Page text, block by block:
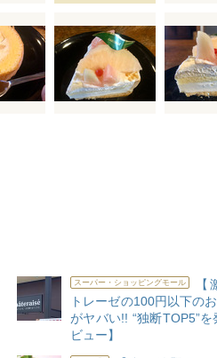
スーパー・ショッピングモール
【
トレーゼの100円以下の
がヤバい!! “独断TOP5”
ビュー】